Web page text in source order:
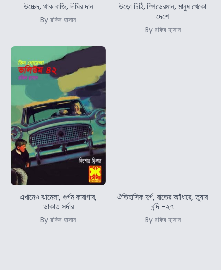
উচ্চেদ, থাক বাজি, দীঘির দান
By রকিব হাসান
উড়ো চিঠি, স্পিডেরমান, মানুষ খেকো
দেশে
By রকিব হাসান
এখানেও ঝামেলা, গুর্গম কারাগার,
ডাকাত সর্দার
By রকিব হাসান
ঐতিহাসিক দুর্গ, রাতের আাঁধারে, তুষার
বন্দি -২৭
By রকিব হাসান